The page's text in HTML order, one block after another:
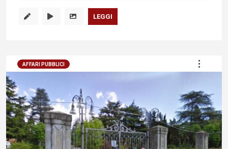
LEGGI
AFFARI PUBBLICI